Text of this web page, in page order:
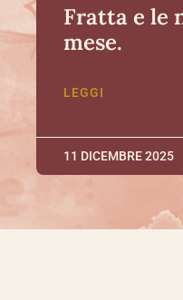
Fratta e le
mese.
LEGGI
11 DICEMBRE 2025